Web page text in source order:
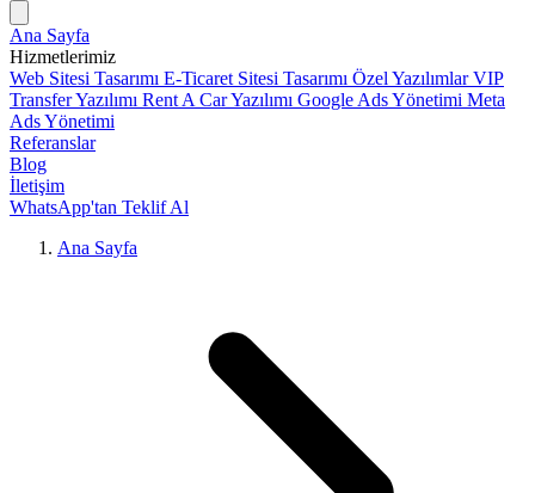
Ana Sayfa
Hizmetlerimiz
Web Sitesi Tasarımı E-Ticaret Sitesi Tasarımı Özel YazılımlarVIP
Transfer Yazılımı Rent A Car Yazılımı Google Ads Yönetimi Meta
Ads Yönetimi
Referanslar
Blog
İletişim
WhatsApp'tan Teklif Al
Ana Sayfa